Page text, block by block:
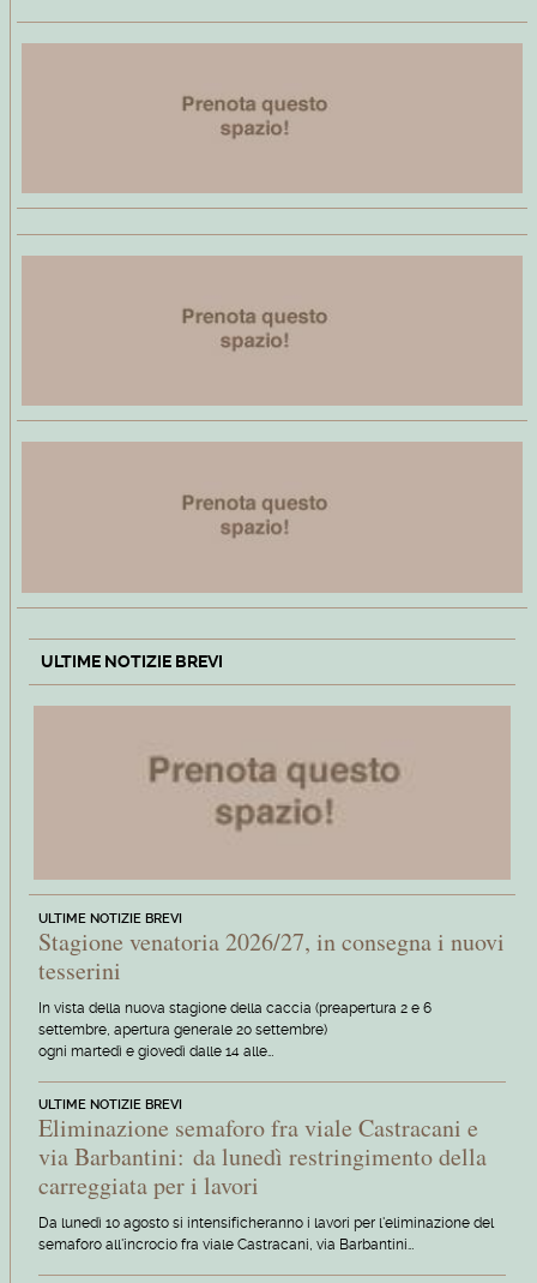
ULTIME NOTIZIE BREVI
ULTIME NOTIZIE BREVI
Stagione venatoria 2026/27, in consegna i nuovi
tesserini
In vista della nuova stagione della caccia (preapertura 2 e 6
settembre, apertura generale 20 settembre)
ogni martedì e giovedì dalle 14 alle…
ULTIME NOTIZIE BREVI
Eliminazione semaforo fra viale Castracani e
via Barbantini: da lunedì restringimento della
carreggiata per i lavori
Da lunedì 10 agosto si intensificheranno i lavori per l'eliminazione del
semaforo all'incrocio fra viale Castracani, via Barbantini…